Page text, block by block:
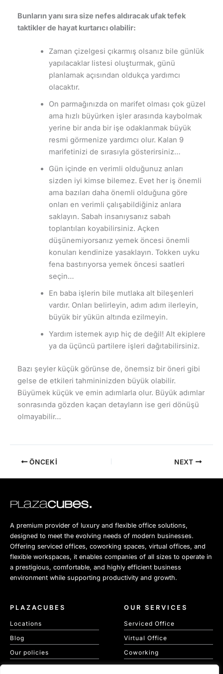
Bunların yanı sıra size nefes aldıracak ufak tefek
taktikler de hayat kurtarıcı olabilir:
Zaman çizelgesi çıkarmış olsanız bile günlük
yapılacaklar listesi oluşturmak, günü
planlamak açısından oldukça yardımcı
olacaktır.
On parmağınızda on marifet olması çok güzel
ama hızlı büyürken işler arasında kaybolmak
yerine bir anda bir işe odaklanmak büyük
resmi görmenize yardımcı olur. Kalan 9
marifetinizi de sırasıyla gösterirsiniz…
Gün içinde en verimli olduğunuz anları
sizden iyi kimse bilemez. Evet her iş önemli
ama bazıları daha önemli olduğuna göre
onları en verimli çalışabildiğiniz anlara
saklayın. Sabah insanıysanız sabah
toplantıları koyabilirsiniz. Açken
düşünemiyorsanız yemek öncesi önemli
konuları kendinize yasaklayın. Tokken uyku
fena bastırıyorsa yemek öncesi saatleri
seçin…
En baba işlerin bile mutlaka alt bileşenleri
vardır. Onları belirleyin, adım adım ilerleyin,
büyük bir yükün altında ezilmeyin.
Yardım istemek ayıp hiç de değil! Alt ekiplere
ya da üçüncü partilere işleri dağıtabilirsiniz.
Bazı şeyler küçük görünse de, önemsiz bir öneri gibi
gelse de etkileri tahmininizden büyük olabilir.
Büyümek küçük ve emin adımlarla olur. Büyük adımlar
sonrasında gözden kaçan detayların ise geri dönüşü
olmayabilir…
ÖNCEKI NEXT
A premium provider of luxury and flexible office solutions,
designed to meet the evolving needs of modern businesses.
Offering serviced offices, coworking spaces, virtual offices, and
flexible workspaces, it enables companies of all sizes to operate in
a prestigious, comfortable, and highly efficient business
environment while supporting productivity and growth.
PLAZACUBES
Locations
Blog
Our policies
OUR SERVICES
Serviced Office
Virtual Office
Coworking